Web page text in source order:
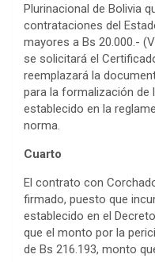
Plurinacional de Bolivia
contrataciones del
mayores a Bs 20.000.-
se solicitará el
reemplazará la
para la formalización de
establecido en la
norma.
Cuarto
El contrato con
firmado, puesto que
establecido en el
que el monto por la
de Bs 216.193, monto